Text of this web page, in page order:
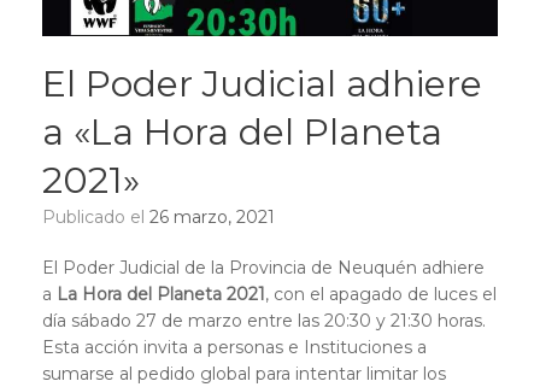
El Poder Judicial adhiere
a «La Hora del Planeta
2021»
Publicado el 26 marzo, 2021
El Poder Judicial de la Provincia de Neuquén adhiere
a La Hora del Planeta 2021, con el apagado de luces el
día sábado 27 de marzo entre las 20:30 y 21:30 horas.
Esta acción invita a personas e Instituciones a
sumarse al pedido global para intentar limitar los